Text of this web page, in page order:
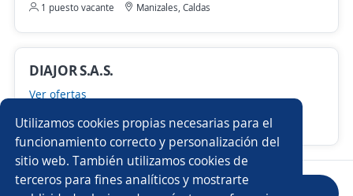
Utilizamos cookies propias necesarias para el
funcionamiento correcto y personalización del
sitio web. También utilizamos cookies de
terceros para fines analíticos y mostrarte
1 puesto vacante Manizales, Caldas
DIAJOR S.A.S.
Ver ofertas
1 puesto vacante Manizales, Caldas